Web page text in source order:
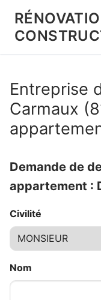
contenu
Entreprise
Carmaux
Demande de
appartement :
Civilité
Nom